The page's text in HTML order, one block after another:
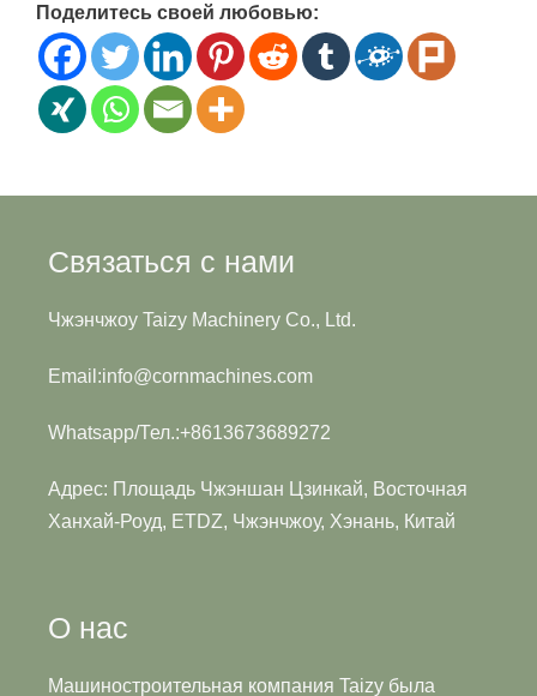
Поделитесь своей любовью:
Связаться с нами
Чжэнчжоу Taizy Machinery Co., Ltd.
Email:info@cornmachines.com
Whatsapp/Тел.:+8613673689272
Адрес: Площадь Чжэншан Цзинкай, Восточная
Ханхай-Роуд, ETDZ, Чжэнчжоу, Хэнань, Китай
О нас
Машиностроительная компания Taizy была